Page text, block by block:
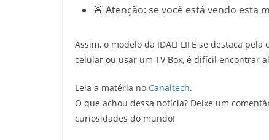
🚨 Atenção: se você está vendo esta
Assim, o modelo da IDALI LIFE se destaca
celular ou usar um TV Box, é difícil encontrar
Leia a matéria no Canaltech.
O que achou dessa notícia? Deixe um
curiosidades do mundo!